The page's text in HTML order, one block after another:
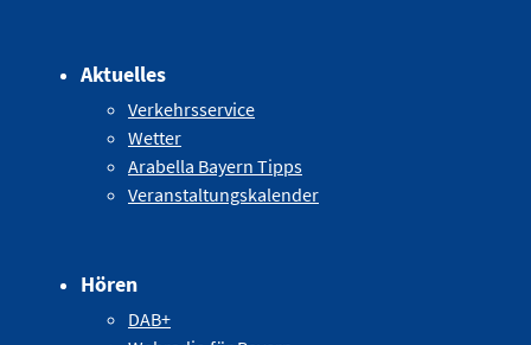
Aktuelles
Verkehrsservice
Wetter
Arabella Bayern Tipps
Veranstaltungskalender
Hören
DAB+